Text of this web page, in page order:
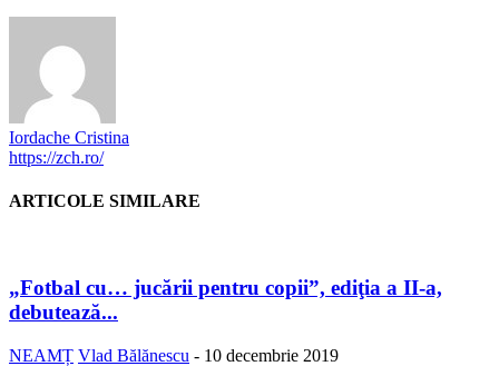
Iordache Cristina
https://zch.ro/
ARTICOLE SIMILARE
„Fotbal cu… jucării pentru copii”, ediţia a II-a,
debutează...
NEAMȚ Vlad Bălănescu - 10 decembrie 2019